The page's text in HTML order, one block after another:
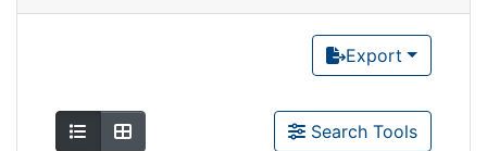
Export
Show as list
Show as grid Search Tools